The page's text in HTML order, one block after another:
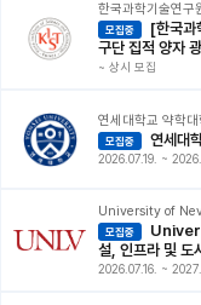
모집중
구단 집적 양자
~ 상시 모집
연세대학교 약학대
모집중 연세대
2026.07.19. ~
모집중
설, 인프라 및 도
2026.07.16. ~